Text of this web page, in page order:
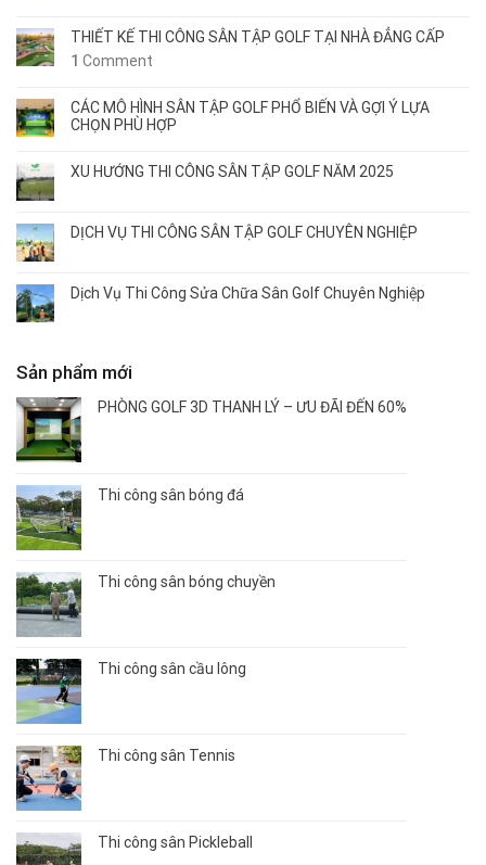
THIẾT KẾ THI CÔNG SÂN TẬP GOLF TẠI NHÀ ĐẲNG CẤP
1 Comment
CÁC MÔ HÌNH SÂN TẬP GOLF PHỔ BIẾN VÀ GỢI Ý LỰA
CHỌN PHÙ HỢP
XU HƯỚNG THI CÔNG SÂN TẬP GOLF NĂM 2025
DỊCH VỤ THI CÔNG SÂN TẬP GOLF CHUYÊN NGHIỆP
Dịch Vụ Thi Công Sửa Chữa Sân Golf Chuyên Nghiệp
Sản phẩm mới
PHÒNG GOLF 3D THANH LÝ – ƯU ĐÃI ĐẾN 60%
Thi công sân bóng đá
Thi công sân bóng chuyền
Thi công sân cầu lông
Thi công sân Tennis
Thi công sân Pickleball